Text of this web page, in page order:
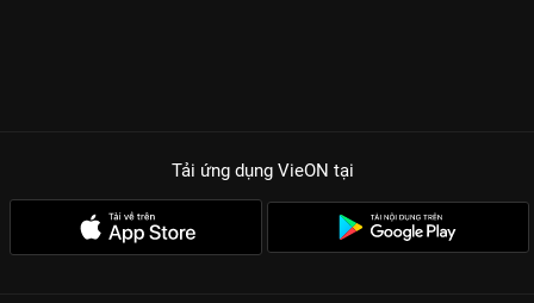
Tải ứng dụng VieON tại